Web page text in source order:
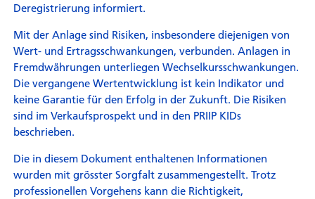
Deregistrierung informiert.
Mit der Anlage sind Risiken, insbesondere diejenigen von
Wert- und Ertragsschwankungen, verbunden. Anlagen in
Fremdwährungen unterliegen Wechselkursschwankungen.
Die vergangene Wertentwicklung ist kein Indikator und
keine Garantie für den Erfolg in der Zukunft. Die Risiken
sind im Verkaufsprospekt und in den PRIIP KIDs
beschrieben.
Die in diesem Dokument enthaltenen Informationen
wurden mit grösster Sorgfalt zusammengestellt. Trotz
professionellen Vorgehens kann die Richtigkeit,